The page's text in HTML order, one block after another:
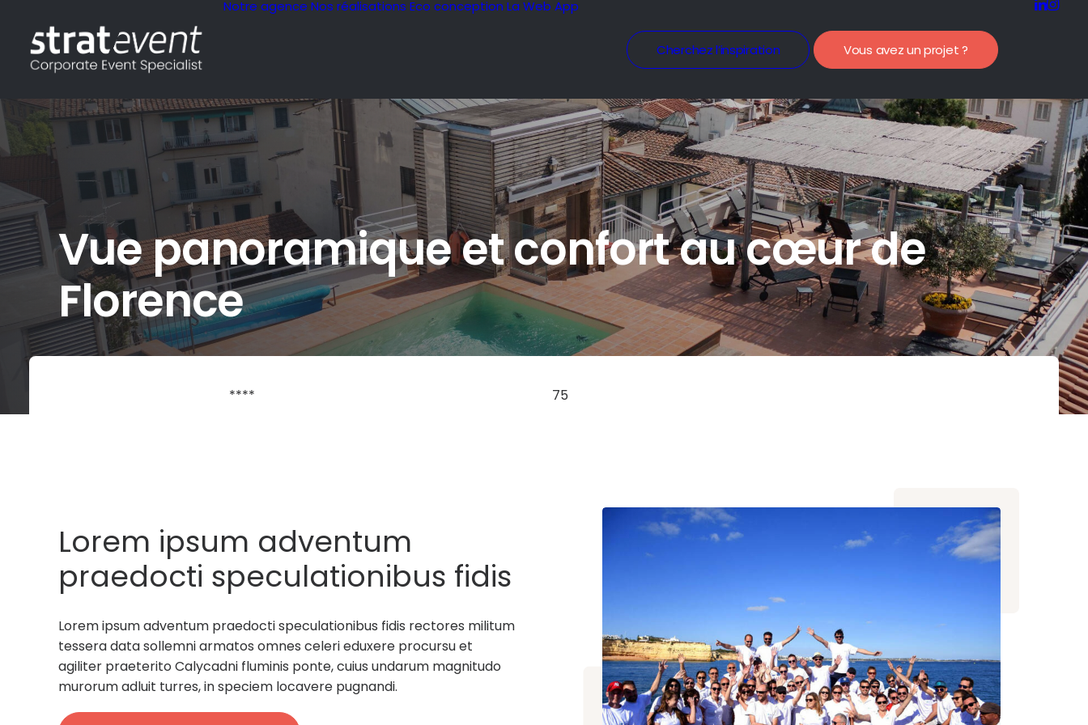
Notre agence Nos réalisations Eco conception La Web App
Cherchez l’inspiration Vous avez un projet ?
Vue panoramique et confort au cœur de
Florence
**** 75
Lorem ipsum adventum
praedocti speculationibus fidis
rectores militum tessera data
sollemni armatos.
Lorem ipsum adventum praedocti speculationibus fidis rectores militum
tessera data sollemni armatos omnes celeri eduxere procursu et
agiliter praeterito Calycadni fluminis ponte, cuius undarum magnitudo
murorum adluit turres, in speciem locavere pugnandi.